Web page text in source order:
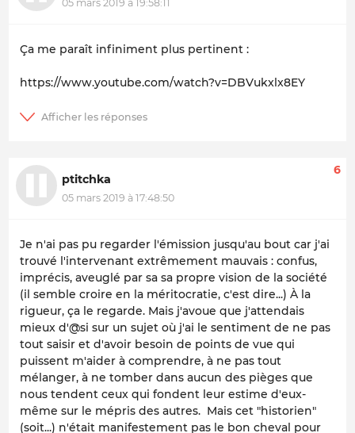
05 mars 2019 à 19:58:11
Ça me paraît infiniment plus pertinent :
https://www.youtube.com/watch?v=DBVukxlx8EY
ptitchka
05 mars 2019 à 17:48:50
6
Je n'ai pas pu regarder l'émission jusqu'au bout car j'ai
trouvé l'intervenant extrêmement mauvais : confus,
imprécis, aveuglé par sa sa propre vision de la société
(il semble croire en la méritocratie, c'est dire...) À la
rigueur, ça le regarde. Mais j'avoue que j'attendais
mieux d'@si sur un sujet où j'ai le sentiment de ne pas
tout saisir et d'avoir besoin de points de vue qui
puissent m'aider à comprendre, à ne pas tout
mélanger, à ne tomber dans aucun des pièges que
nous tendent ceux qui fondent leur estime d'eux-
même sur le mépris des autres. Mais cet "historien"
(soit...) n'était manifestement pas le bon cheval pour